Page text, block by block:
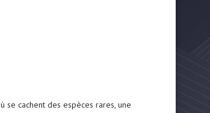
cachent des espèces rares, une